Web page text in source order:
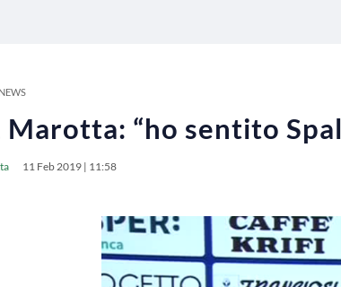
NEWS
Marotta: “ho sentito
11 Feb 2019 | 11:58